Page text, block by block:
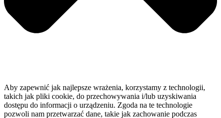
Aby zapewnić jak najlepsze wrażenia, korzystamy z technologii,
takich jak pliki cookie, do przechowywania i/lub uzyskiwania
dostępu do informacji o urządzeniu. Zgoda na te technologie
pozwoli nam przetwarzać dane, takie jak zachowanie podczas